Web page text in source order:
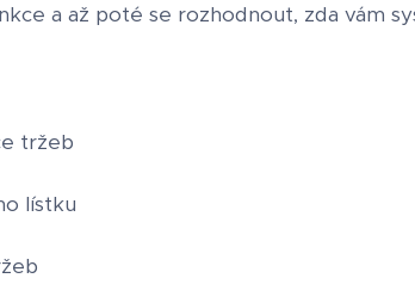
a až poté se rozhodnout, zda vám
tržeb
lístku